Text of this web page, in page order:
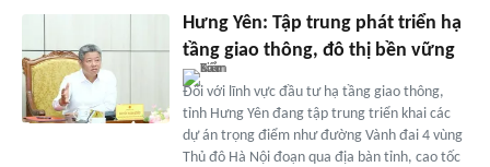
Hưng Yên: Tập trung phát triển hạ
tầng giao thông, đô thị bền vững
Đối với lĩnh vực đầu tư hạ tầng giao thông,
tỉnh Hưng Yên đang tập trung triển khai các
dự án trọng điểm như đường Vành đai 4 vùng
Thủ đô Hà Nội đoạn qua địa bàn tỉnh, cao tốc